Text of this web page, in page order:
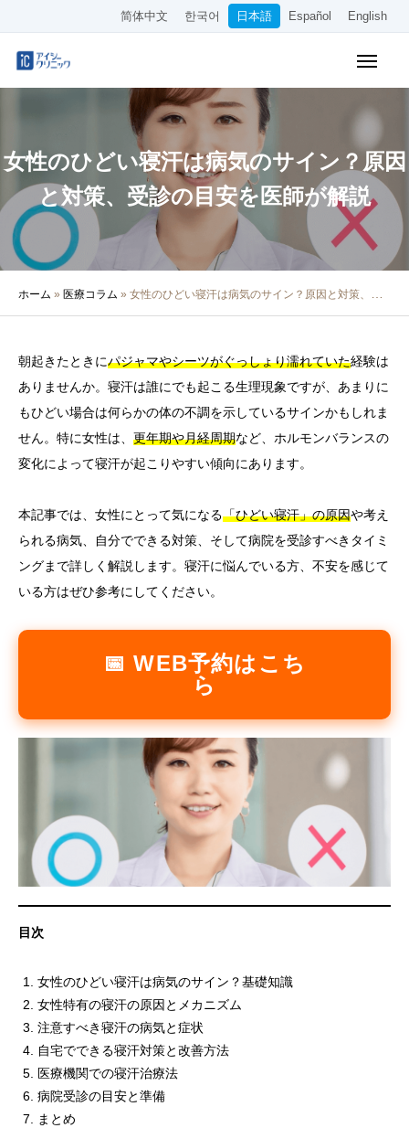
简体中文 한국어 日本語 Español English
女性のひどい寝汗は病気のサイン？原因
と対策、受診の目安を医師が解説
ホーム » 医療コラム » 女性のひどい寝汗は病気のサイン？原因と対策、受診の目安を医師が解説
朝起きたときにパジャマやシーツがぐっしょり濡れていた経験は
ありませんか。寝汗は誰にでも起こる生理現象ですが、あまりに
もひどい場合は何らかの体の不調を示しているサインかもしれま
せん。特に女性は、 更年期や月経周期など、ホルモンバランスの
変化によって寝汗が起こりやすい傾向にあります。
本記事では、女性にとって気になる「ひどい寝汗」の原因や考え
られる病気、自分でできる対策、そして病院を受診すべきタイミ
ングまで詳しく解説します。寝汗に悩んでいる方、不安を感じて
いる方はぜひ参考にしてください。
📅 WEB予約はこち
ら
目次
女性のひどい寝汗は病気のサイン？基礎知識
女性特有の寝汗の原因とメカニズム
注意すべき寝汗の病気と症状
自宅でできる寝汗対策と改善方法
医療機関での寝汗治療法
病院受診の目安と準備
まとめ
アクセス
クリニック紹介
診療内容
院長・医師の紹介
採用情報
その他